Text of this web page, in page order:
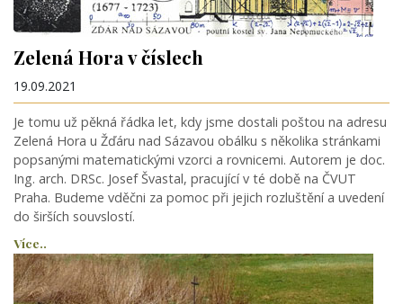
Zelená Hora v číslech
19.09.2021
Je tomu už pěkná řádka let, kdy jsme dostali poštou na adresu
Zelená Hora u Žďáru nad Sázavou obálku s několika stránkami
popsanými matematickými vzorci a rovnicemi. Autorem je doc.
Ing. arch. DRSc. Josef Švastal, pracující v té době na ČVUT
Praha. Budeme vděčni za pomoc při jejich rozluštění a uvedení
do širších souvslostí.
Více..